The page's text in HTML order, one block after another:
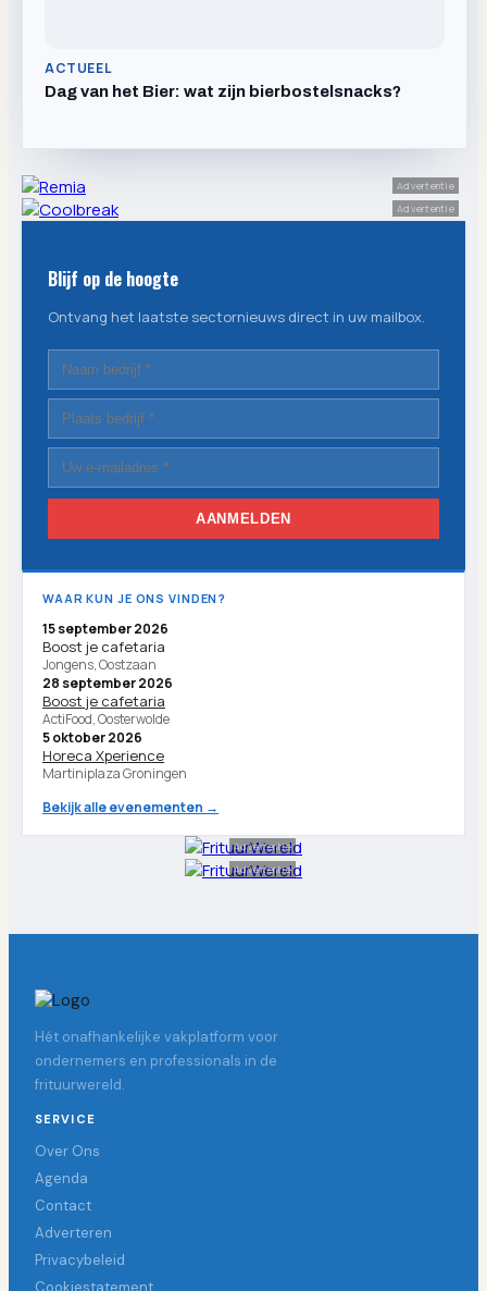
ACTUEEL
Dag van het Bier: wat zijn bierbostelsnacks?
Advertentie
Advertentie
Blijf op de hoogte
Ontvang het laatste sectornieuws direct in uw mailbox.
AANMELDEN
WAAR KUN JE ONS VINDEN?
15 september 2026
Boost je cafetaria
Jongens, Oostzaan
28 september 2026
Boost je cafetaria
ActiFood, Oosterwolde
5 oktober 2026
Horeca Xperience
Martiniplaza Groningen
Bekijk alle evenementen →
Advertentie
Advertentie
Hét onafhankelijke vakplatform voor
ondernemers en professionals in de
frituurwereld.
SERVICE
Over Ons
Agenda
Contact
Adverteren
Privacybeleid